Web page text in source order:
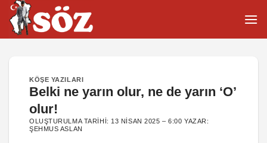
İçeriğe
atla
KÖŞE YAZILARI
Belki ne yarın olur, ne de yarın ‘O’
olur!
OLUŞTURULMA TARIHI: 13 NISAN 2025 – 6:00 YAZAR:
ŞEHMUS ASLAN